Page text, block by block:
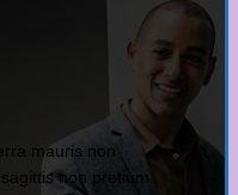
mauris non
non pretium.